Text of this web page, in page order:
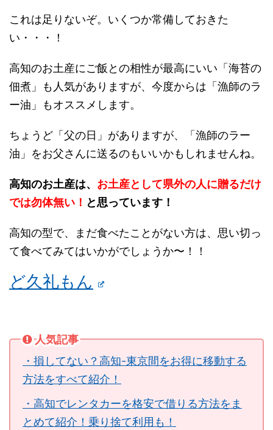
これは足りないぞ。いくつか常備しておきた
い・・・！
高知のお土産にご飯との相性が最高にいい「海苔の
佃煮」も人気がありますが、今度からは「漁師のラ
ー油」もオススメします。
ちょうど「父の日」がありますが、「漁師のラー
油」をお父さんに送るのもいいかもしれませんね。
高知のお土産は、 お土産として県外の人に贈るだけ
では勿体無い！ と思っています！
高知の型で、まだ食べたことがない方は、思い切っ
て食べてみてはいかがでしょうか〜！！
ど久礼もん
人気記事
・損してない？高知-東京間をお得に移動する
方法をすべて紹介！
・高知でレンタカーを格安で借りる方法をま
とめて紹介！乗り捨て利用も！